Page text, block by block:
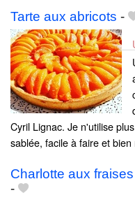
Tarte aux abricots -
Cyril Lignac. Je n'utilise
sablée, facile à faire et
Charlotte aux
-